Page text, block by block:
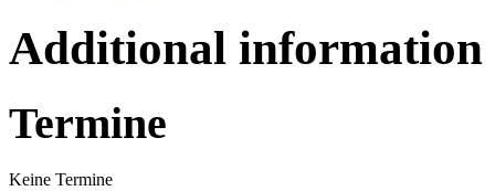
Additional information
Termine
Keine Termine